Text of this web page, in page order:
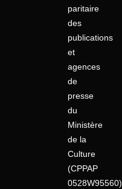
paritaire
des
publications
et
agences
de
presse
du
Ministère
de la
Culture
(CPPAP
0528W95560).